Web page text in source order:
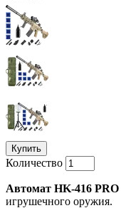
Купить
Количество
Автомат HK-416 PRO
игрушечного оружия.